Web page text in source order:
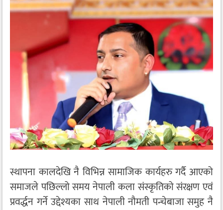
स्थापना कालदेखि नै विभिन्न सामाजिक कार्यहरु गर्दै आएको
समाजले पछिल्लो समय नेपाली कला संस्कृतिको संरक्षण एवं
प्रवर्द्धन गर्ने उद्देश्यका साथ नेपाली नौमती पन्चेबाजा समुह नै